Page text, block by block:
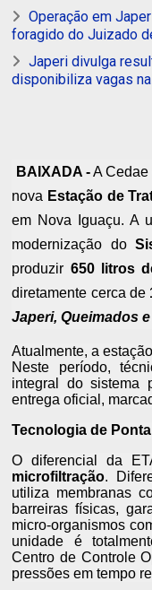
Operação em
foragido do Juizado
Japeri divulga
disponibiliza vagas
BAIXADA -A Cedae
nova Estação de
em Nova Iguaçu. A
modernização do
produzir 650 litros
diretamente cerca de
Japeri, Queimados
Atualmente, a
Neste período,
integral do sistema
entrega oficial,
Tecnologia de Ponta
O diferencial da
microfiltração.
utiliza membranas
barreiras físicas,
micro-organismos
unidade é
Centro de Controle
pressões em tempo